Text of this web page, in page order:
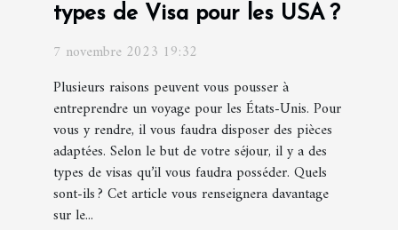
types de Visa pour les USA ?
7 novembre 2023 19:32
Plusieurs raisons peuvent vous pousser à
entreprendre un voyage pour les États-Unis. Pour
vous y rendre, il vous faudra disposer des pièces
adaptées. Selon le but de votre séjour, il y a des
types de visas qu’il vous faudra posséder. Quels
sont-ils ? Cet article vous renseignera davantage
sur le...